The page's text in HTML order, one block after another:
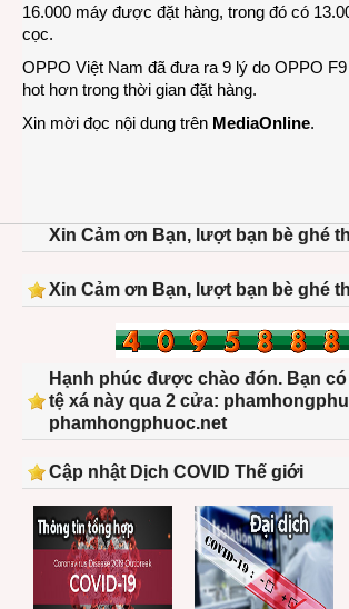
16.000 máy được đặt hàng, trong đó có
cọc.
OPPO Việt Nam đã đưa ra 9 lý do OPPO
hot hơn trong thời gian đặt hàng.
Xin mời đọc nội dung trên MediaOnline.
Xin Cảm ơn Bạn, lượt bạn bè ghé
Xin Cảm ơn Bạn, lượt bạn bè ghé
Hạnh phúc được chào đón. Bạn
tệ xá này qua 2 cửa:
phamhongphuoc.net
Cập nhật Dịch COVID Thế giới